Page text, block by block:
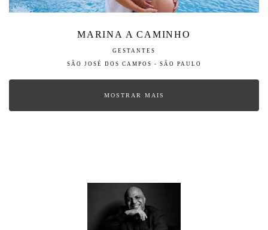
MARINA A CAMINHO
GESTANTES
SÃO JOSÉ DOS CAMPOS - SÃO PAULO
MOSTRAR MAIS